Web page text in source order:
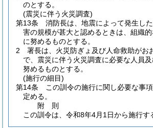
のとする。
(震災に伴う火災調査)
第13条
消防長は、地震によって発生し
害の規模が甚大と認めるときは、組織
に努めるものとする。
2
署長は、火災防ぎょ及び人命救助がお
で、震災に伴う火災調査に必要な人員
努めるものとする。
(施行の細目)
第14条
この訓令の施行に関し必要な事
定める。
附 則
この訓令は、令和8年4月1日から施行す